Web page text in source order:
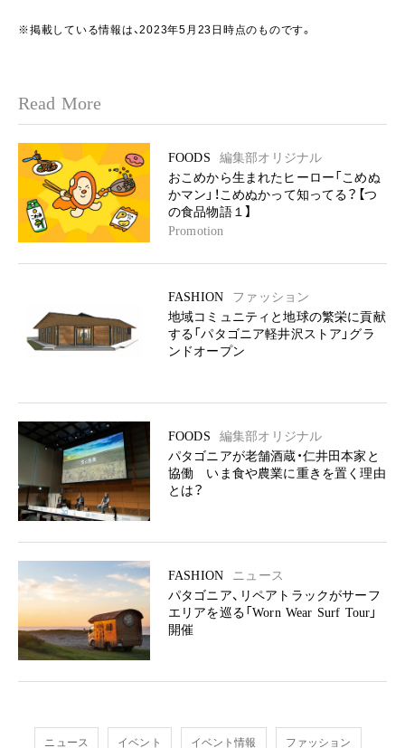
※掲載している情報は、2023年5月23日時点のものです。
Read More
FOODS
編集部オリジナル
おこめから生まれたヒーロー「こめぬ
かマン」！こめぬかって知ってる？【つ
の食品物語１】
Promotion
FASHION
ファッション
地域コミュニティと地球の繁栄に貢献
する「パタゴニア軽井沢ストア」グラ
ンドオープン
FOODS
編集部オリジナル
パタゴニアが老舗酒蔵・仁井田本家と
協働 いま食や農業に重きを置く理由
とは？
FASHION
ニュース
パタゴニア、リペアトラックがサーフ
エリアを巡る「Worn Wear Surf Tour」
開催
ニュース イベント イベント情報 ファッション